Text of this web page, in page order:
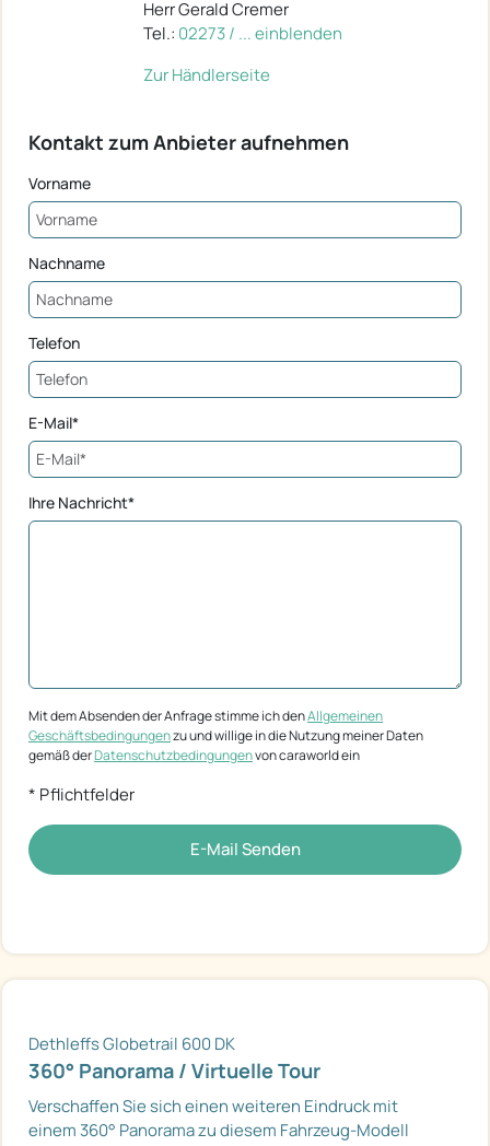
Herr Gerald Cremer
Tel.: 02273 / ... einblenden
Zur Händlerseite
Kontakt zum Anbieter aufnehmen
Vorname
Nachname
Telefon
E-Mail*
Ihre Nachricht*
Mit dem Absenden der Anfrage stimme ich denAllgemeinen
Geschäftsbedingungenzu und willige in die Nutzung meiner Daten
gemäß derDatenschutzbedingungenvon caraworld ein
* Pflichtfelder
E-Mail Senden
Dethleffs Globetrail 600 DK
360° Panorama / Virtuelle Tour
Verschaffen Sie sich einen weiteren Eindruck mit
einem 360° Panorama zu diesem Fahrzeug-Modell